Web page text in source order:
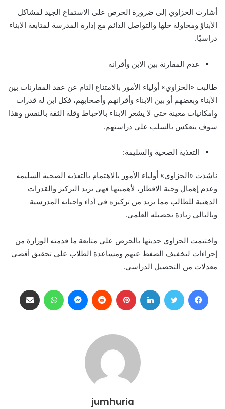
أشارت الحزاوي إلى ضرورة الحرص على الاستماع الجيد لمشاكل
الأبناؤ ومحاولة حلها والتواصل الدائم مع إدارة المدرسة لمتابعة الابناء
دراسيًا.
عدم المقارنة بين الابن وأقرانه
طالبت «الحزاوي» أولياء الأمور بالامتناع التام عن عقد المقارنات بين
الأبناء وبعضهم أو بين الابناء وأقرانهم وأصحابهم، فكل ابن له قدرات
وامكانيات معينة حتي لا يشعر الابناء بالاحباط وقلة الثقة بالنفس وهذا
سوف ينعكس بالسلب علي دراستهم.
التغذية الصحية والسليمة:
ناشدت «الحزاوي» أولياء الأمور بالاهتمام بالتغذية الصحية السليمة
وعدم إهمال وجبة الافطار، لأهميتها فهي تزيد التركيز والقدرات
الذهنية للطالب مما يزيد من تركيزه في أداء واجباته المدرسية
وبالتالي زيادة تحصيله العلمي.
واختتمت الحزاوي حديثها بالحرص علي متابعة ما قدمته الوزارة من
إجراءات لتخفيف الضغط عنهم ومساعدة الطلاب علي تحقيق أقصي
معدلات من التحصيل الدراسي.
فيسبوك تويتر لينكدإن بينتيريست ماسنجر واتساب
jumhuria